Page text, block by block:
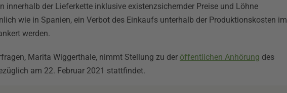
innerhalb der Lieferkette inklusive existenzsichernder Preise und Löhne
wie in Spanien, ein Verbot des Einkaufs unterhalb der Produktionskosten im
werden.
Marita Wiggerthale, nimmt Stellung zu der öffentlichen Anhörung des
am 22. Februar 2021 stattfindet.